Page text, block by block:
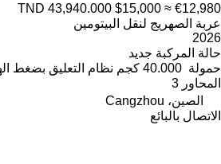
TND 43,940.000 $15,000 ≈ €12,980
عربة الصهريج لنقل البيتومين
2026
حالة المركبة جديد
حمولة 40.000 كجم نظام التعليق بضغط
المحاور 3
الصين، Cangzhou
الاتصال بالبائع